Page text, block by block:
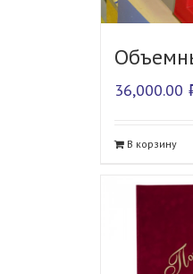
36,000.00
В корзину